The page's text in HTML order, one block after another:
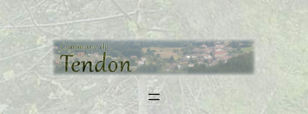
Aller
au
contenu